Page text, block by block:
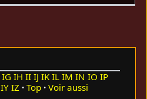
IG IH II IJ IK IL IM IN IO IP
IY IZ Top Voir aussi